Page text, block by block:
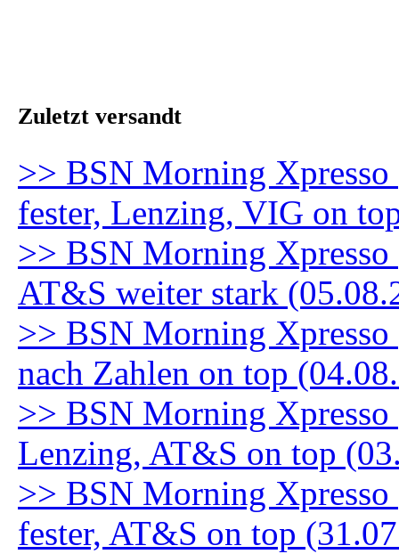
Zuletzt versandt
>> BSN Morning
fester, Lenzing, VIG on
>> BSN Morning
AT&S weiter stark
>> BSN Morning
nach Zahlen on top
>> BSN Morning
Lenzing, AT&S on top
>> BSN Morning
fester, AT&S on top